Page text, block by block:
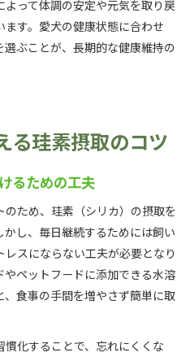
って体調の安定や元気を取り戻
す。愛犬の健康状態に合わせ
ぶことが、長期的な健康維持の
る珪素摂取のコツ
るための工夫
ため、珪素（シリカ）の摂取を
し、毎日継続するためには飼い
スにならない工夫が必要となり
ペットフードに添加できる水溶
食事の手間を増やさず簡単に取
化することで、忘れにくくな